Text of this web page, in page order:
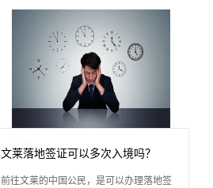
文莱落地签证可以多次入境吗？
前往文莱的中国公民，是可以办理落地签